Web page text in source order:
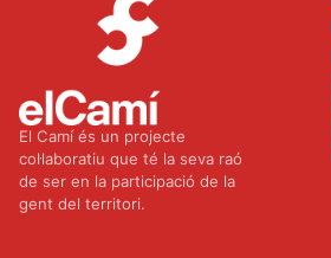
El Camí és un projecte
col·laboratiu que té la seva raó
de ser en la participació de la
gent del territori.